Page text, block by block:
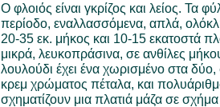
Ο φλοιός είναι γκρίζος και λείος. Τα
περίοδο, εναλλασσόμενα, απλά,
20-35 εκ. μήκος και 10-15 εκατοστά
μικρά, λευκοπράσινα, σε ανθίλες
λουλούδι έχει ένα χωρισμένο στα
κρεμ χρώματος πέταλα, και
σχηματίζουν μια πλατιά μάζα σε